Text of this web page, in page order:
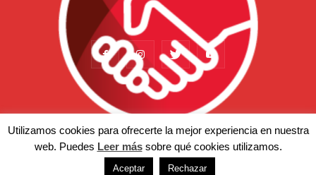
Actualidad Somos Temas Afiliación
Prensa
© Copyright 2022 - UGT-Asturias. Aviso legal | Política de privacidad
Utilizamos cookies para ofrecerte la mejor experiencia en nuestra
web. Puedes Leer mássobre qué cookies utilizamos.
Aceptar Rechazar